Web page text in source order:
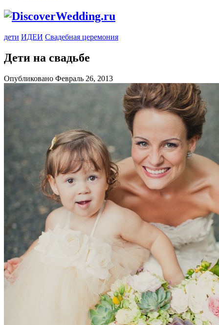
дети ИДЕИ Свадебная церемония
Дети на свадьбе
Опубликовано Февраль 26, 2013